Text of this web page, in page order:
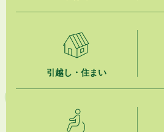
引越し・住まい